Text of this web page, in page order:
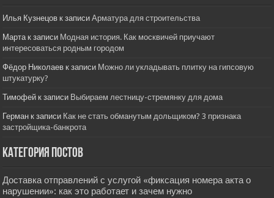
Илья Кузнецов к записиАрматура для строительства
Мартак записи Модная история. Как москвичей приучают
интересоваться родным городом
Фёдор Николаев к записи Можно ли укладывать плитку на гипсовую
штукатурку?
Тимофей к записи Выбираем лестницу-стремянку для дома
Герман к записи Как не стать обманутым дольщиком? 3 признака
застройщика-банкрота
Категория постов
Доставка отправлений с услугой «фиксация номера акта о
нарушении»: как это работает и зачем нужно